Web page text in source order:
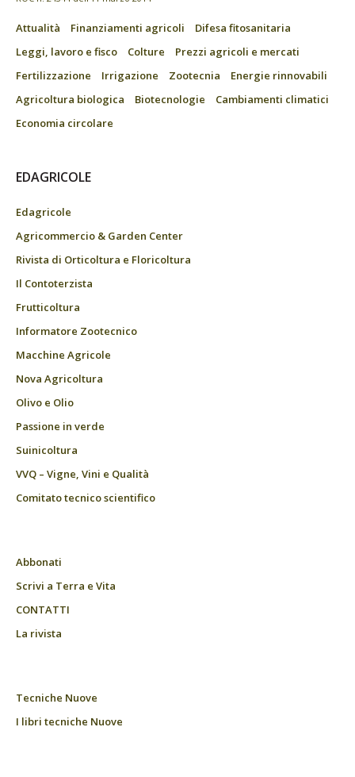
Attualità Finanziamenti agricoli
Difesa fitosanitaria
Leggi, lavoro e fisco
Colture
Prezzi agricoli e mercati
Fertilizzazione
Irrigazione Zootecnia
Energie rinnovabili
Agricoltura biologica
Biotecnologie
Cambiamenti climatici
Economia circolare
EDAGRICOLE
Edagricole
Agricommercio & Garden Center
Rivista di Orticoltura e Floricoltura
Il Contoterzista
Frutticoltura
Informatore Zootecnico
Macchine Agricole
Nova Agricoltura
Olivo e Olio
Passione in verde
Suinicoltura
VVQ – Vigne, Vini e Qualità
Comitato tecnico scientifico
Abbonati
Scrivi a Terra e Vita
CONTATTI
La rivista
Tecniche Nuove
I libri tecniche Nuove